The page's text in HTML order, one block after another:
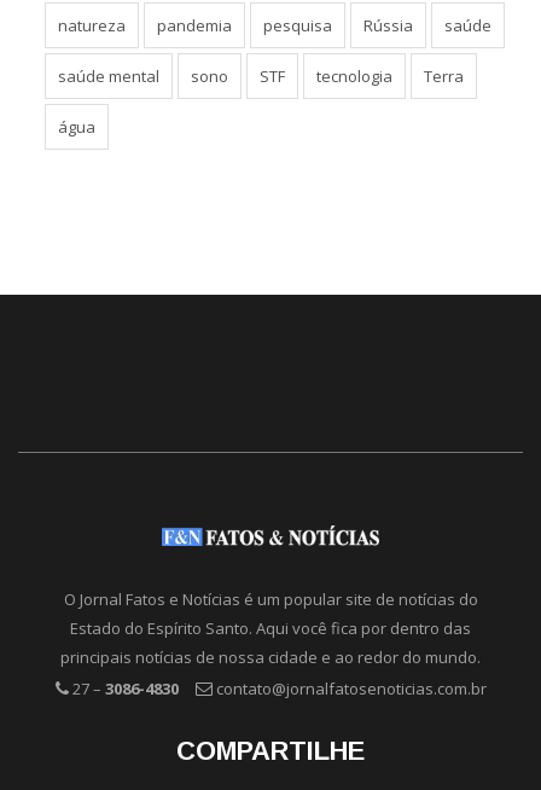
natureza pandemia pesquisa Rússia saúde
saúde mental sono STF tecnologia Terra
água
O Jornal Fatos e Notícias é um popular site de notícias do
Estado do Espírito Santo. Aqui você fica por dentro das
principais notícias de nossa cidade e ao redor do mundo.
27 – 3086-4830 contato@jornalfatosenoticias.com.br
COMPARTILHE